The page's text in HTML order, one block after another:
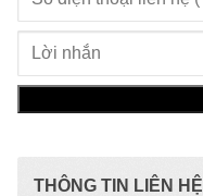
THÔNG TIN LIÊN HỆ